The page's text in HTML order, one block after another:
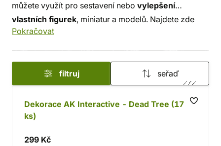
můžete využít pro sestavení nebo vylepšení
vlastních figurek, miniatur a modelů. Najdete zde
náhradníhlavy
pro vaše battlefieldy. Díky kvalitním komponentům
můžete vytvářet vlastní
jedinečné modely, armády
i bojiště. Resinové komponenty jsou kompatibilní
například s modely Citadel a na lepení skvěle funguje
Super Glue
Pokračovat
filtruj seřaď
Dekorace AK Interactive - Dead Tree (17
ks)
299 Kč